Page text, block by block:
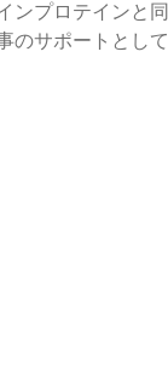
ンプロテインと同
のサポートとして